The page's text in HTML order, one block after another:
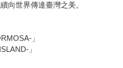
向世界傳達臺灣之美。
」
」